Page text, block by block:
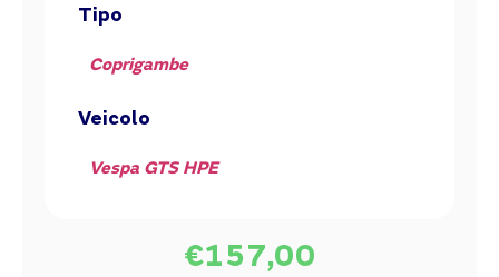
Tipo
Coprigambe
Veicolo
Vespa GTS HPE
€157,00